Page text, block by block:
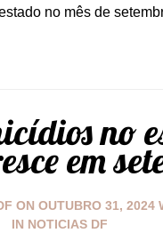
no mês de
no
em
ONOUTUBRO 31, 2024
IN NOTICIAS DF